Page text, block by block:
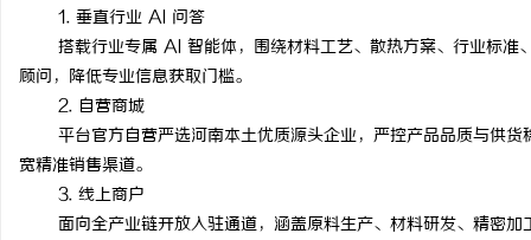
1. 垂直行业 AI 问答
搭载行业专属 AI 智能体，围绕材料工艺、散热方案、行业标
顾问，降低专业信息获取门槛。
2. 自营商城
平台官方自营严选河南本土优质源头企业，严控产品品质与供
宽精准销售渠道。
3. 线上商户
面向全产业链开放入驻通道，涵盖原料生产、材料研发、精密